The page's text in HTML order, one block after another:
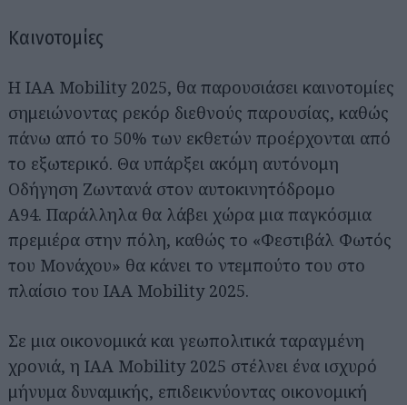
Καινοτομίες
Η IAA Mobility 2025, θα παρουσιάσει καινοτομίες
σημειώνοντας ρεκόρ διεθνούς παρουσίας, καθώς
πάνω από το 50% των εκθετών προέρχονται από
το εξωτερικό. Θα υπάρξει ακόμη αυτόνομη
Οδήγηση Ζωντανά στον αυτοκινητόδρομο
A94. Παράλληλα θα λάβει χώρα μια παγκόσμια
πρεμιέρα στην πόλη, καθώς το «Φεστιβάλ Φωτός
του Μονάχου» θα κάνει το ντεμπούτο του στο
πλαίσιο του IAA Mobility 2025.
Σε μια οικονομικά και γεωπολιτικά ταραγμένη
χρονιά, η IAA Mobility 2025 στέλνει ένα ισχυρό
μήνυμα δυναμικής, επιδεικνύοντας οικονομική